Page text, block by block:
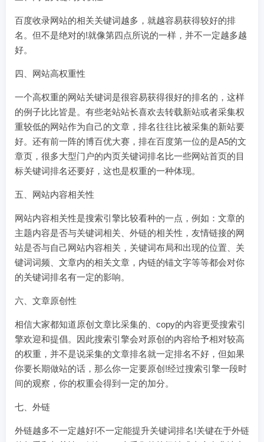
百度收录网站的相关关键词越多，就越容易获得较好的排
名。但不是绝对的!就像第四点所说的一样，并不一定越多越
好。
四、网站高权重性
一个高权重的网站关键词是很容易获得很好的排名的，这样
的例子比比皆是。有些老站站长喜欢去转载新站或者采集权
重较低的网站作为自己的文章，排名往往比被采集的新站要
好。还有前一阵的博百优大赛，排在百度第一位的是A5的文
章页，很多大型门户的内页关键词排名比一些网站首页的目
标关键词排名还要好，这也是权重的一种体现。
五、网站内容相关性
网站内容相关性是搜索引擎比较看种的一点，例如：文章的
主题内容是否与关键词相关、外链的相关性，友情链接的网
站是否与自己网站内容相关，关键词布局和出现的位置、关
键词词频、文章内的相关文章，内链的锚文字等等都会对你
的关键词排名有一定的影响。
六、文章原创性
相信大家都知道原创文章比采集的、copy的内容更受搜索引
擎欢迎和提倡。因此搜索引擎会对原创的内容给予相对较高
的权重，并不是说采集的文章排名就一定排名不好，但如果
你要长期做站的话，那么你一定要原创!经过搜索引擎一段时
间的观察，你的权重会得到一定的加分。
七、外链
外链越多不一定越好!不一定能提升关键词排名!关键在于外链